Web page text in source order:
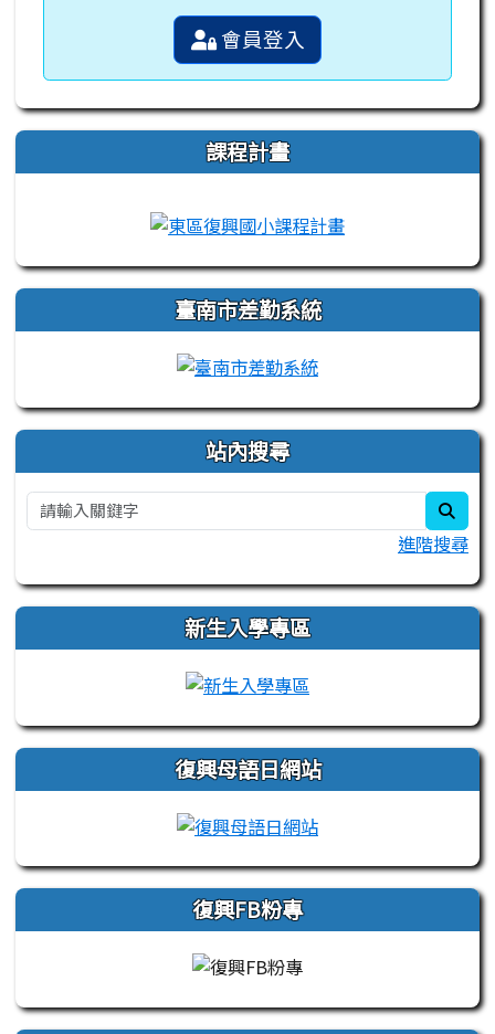
會員登入
課程計畫
link to http://
臺南市差勤系統
站內搜尋
進階搜尋
新生入學專區
復興母語日網站
link to https://
復興FB粉專